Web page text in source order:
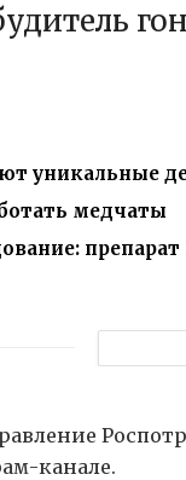
уникальные
медчаты
канале.